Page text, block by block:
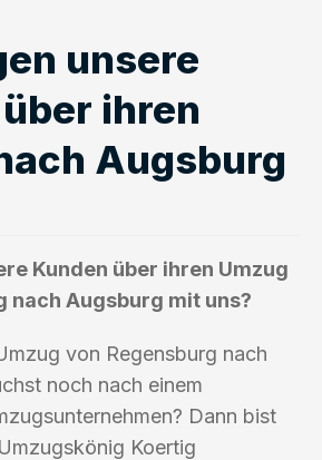
unsere
ihren
Augsburg
Kunden über ihren Umzug
nach Augsburg mit uns?
von Regensburg nach
noch nach einem
Dann bist
Koertig